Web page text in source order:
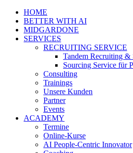
HOME
BETTER WITH AI
MIDGARDONE
SERVICES
RECRUITING SERVICE
Tandem Recruiting &
Sourcing Service für
Consulting
Trainings
Unsere Kunden
Partner
Events
ACADEMY
Termine
Online-Kurse
AI People-Centric Innovator